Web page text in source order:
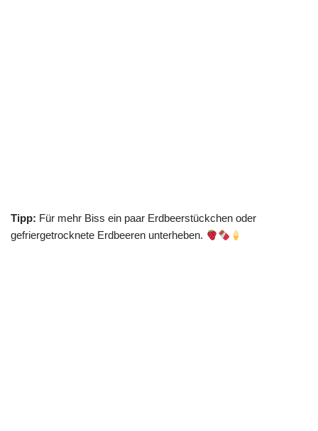
Tipp: Für mehr Biss ein paar Erdbeerstückchen oder
gefriergetrocknete Erdbeeren unterheben.